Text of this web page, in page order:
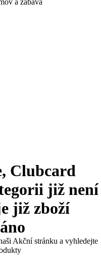
a zábava
Clubcard
již není
již zboží
Akční stránku a vyhledejte